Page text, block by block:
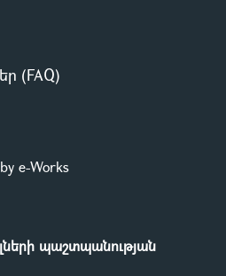
(FAQ)
e-Works
պաշտպանության